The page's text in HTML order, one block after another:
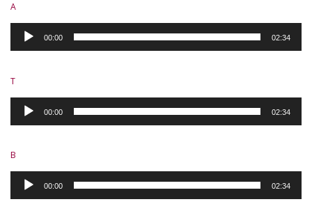
A
Lecteur
audio
00:00 02:34
T
Lecteur
audio
00:00 02:34
B
Lecteur
audio
00:00 02:34